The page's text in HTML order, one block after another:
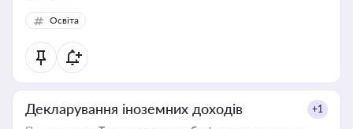
Освіта
Декларування іноземних доходів +1